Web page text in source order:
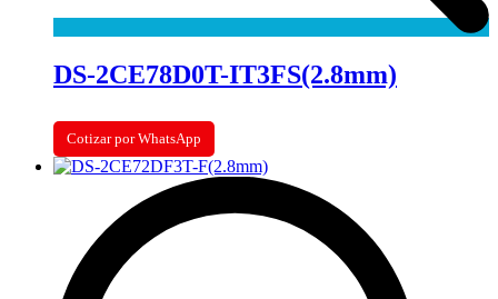
DS-2CE78D0T-IT3FS(2.8mm)
Cotizar por WhatsApp